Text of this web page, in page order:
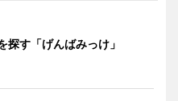
探す「げんばみっけ」